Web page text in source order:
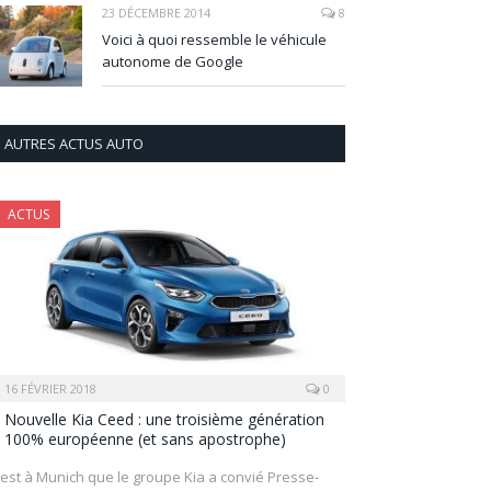
23 DÉCEMBRE 2014 8
Voici à quoi ressemble le véhicule
autonome de Google
AUTRES ACTUS AUTO
ACTUS
16 FÉVRIER 2018 0
Nouvelle Kia Ceed : une troisième génération
100% européenne (et sans apostrophe)
à Munich que le groupe Kia a convié Presse-